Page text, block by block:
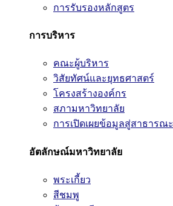
การรับรองหลักสูตร
การบริหาร
คณะผู้บริหาร
วิสัยทัศน์และยุทธศาสตร์
โครงสร้างองค์กร
สภามหาวิทยาลัย
การเปิดเผยข้อมูลสู่สาธารณะ
อัตลักษณ์มหาวิทยาลัย
พระเกี้ยว
สีชมพู